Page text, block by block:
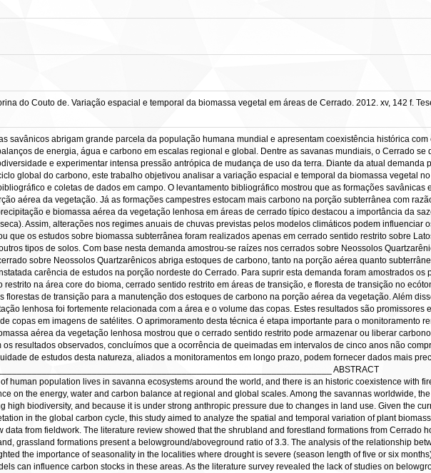
do Couto de. Variação espacial e temporal da biomassa vegetal em áreas de Cerrado. 2012. xv, 142 f.
savânicos abrigam grande parcela da população humana mundial e apresentam coexistência histórica
de energia, água e carbono em escalas regional e global. Dentre as savanas mundiais, o Cerrado
e experimentar intensa pressão antrópica de mudança de uso da terra. Diante da atual
global do carbono, este trabalho objetivou analisar a variação espacial e temporal da biomassa vegetal
e coletas de dados em campo. O levantamento bibliográfico mostrou que as formações
aérea da vegetação. Já as formações campestres estocam mais carbono na porção subterrânea com
e biomassa aérea da vegetação lenhosa em áreas de cerrado típico destacou a importância da
Assim, alterações nos regimes anuais de chuvas previstas pelos modelos climáticos podem influenciar
que os estudos sobre biomassa subterrânea foram realizados apenas em cerrado sentido restrito sobre
tipos de solos. Com base nesta demanda amostrou-se raízes nos cerrados sobre Neossolos
sobre Neossolos Quartzarênicos abriga estoques de carbono, tanto na porção aérea quanto
carência de estudos na porção nordeste do Cerrado. Para suprir esta demanda foram amostrados
restrito na área core do bioma, cerrado sentido restrito em áreas de transição, e floresta de transição no
florestas de transição para a manutenção dos estoques de carbono na porção aérea da vegetação. Além
lenhosa foi fortemente relacionada com a área e o volume das copas. Estes resultados são
copas em imagens de satélites. O aprimoramento desta técnica é etapa importante para o monitoramento
aérea da vegetação lenhosa mostrou que o cerrado sentido restrito pode armazenar ou liberar
os resultados observados, concluímos que a ocorrência de queimadas em intervalos de cinco anos não
de estudos desta natureza, aliados a monitoramentos em longo prazo, podem fornecer dados mais
ABSTRACT
human population lives in savanna ecosystems around the world, and there is an historic coexistence with
on the energy, water and carbon balance at regional and global scales. Among the savannas worldwide,
high biodiversity, and because it is under strong anthropic pressure due to changes in land use. Given the
in the global carbon cycle, this study aimed to analyze the spatial and temporal variation of plant
data from fieldwork. The literature review showed that the shrubland and forestland formations from Cerrado
grassland formations present a belowground/aboveground ratio of 3.3. The analysis of the relationship
the importance of seasonality in the localities where drought is severe (season length of five or six
can influence carbon stocks in these areas. As the literature survey revealed the lack of studies on